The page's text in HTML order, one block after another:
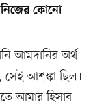
নিজের কোনো
আমদানির অর্থ
আশঙ্কা ছিল।
আমার হিসাব